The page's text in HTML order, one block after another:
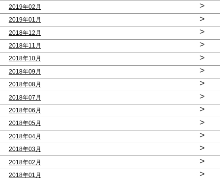
2019年02月 >
2019年01月 >
2018年12月 >
2018年11月 >
2018年10月 >
2018年09月 >
2018年08月 >
2018年07月 >
2018年06月 >
2018年05月 >
2018年04月 >
2018年03月 >
2018年02月 >
2018年01月 >